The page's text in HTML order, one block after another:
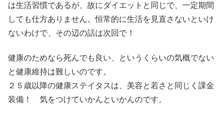
は生活習慣であるが、故にダイエットと同じで、一定期間
しても仕方ありません。恒常的に生活を見直さないといけ
ないわけで、その辺の話は次回で！
健康のためなら死んでも良い、というくらいの気概でない
と健康維持は難しいのです。
２５歳以降の健康ステイタスは、美容と若さと同じく課金
装備！ 気をつけていかんといかんのです。